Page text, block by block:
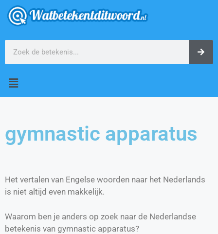
gymnastic apparatus
Het vertalen van Engelse woorden naar het Nederlands
is niet altijd even makkelijk.
Waarom ben je anders op zoek naar de Nederlandse
betekenis van gymnastic apparatus?